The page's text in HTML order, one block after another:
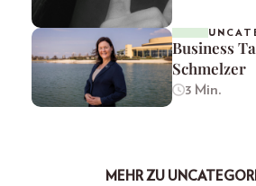
Business
Schmelzer
3 Min.
MEHR ZU